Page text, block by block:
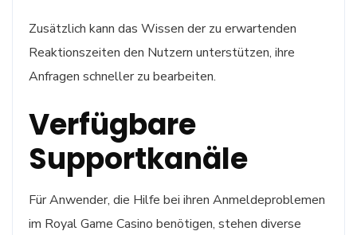
Zusätzlich kann das Wissen der zu erwartenden
Reaktionszeiten den Nutzern unterstützen, ihre
Anfragen schneller zu bearbeiten.
Verfügbare
Supportkanäle
Für Anwender, die Hilfe bei ihren Anmeldeproblemen
im Royal Game Casino benötigen, stehen diverse